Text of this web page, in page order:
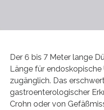
Der 6 bis 7 Meter lange
Länge für
zugänglich. Das
gastroenterologischer
Crohn oder von